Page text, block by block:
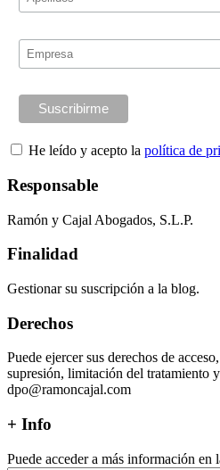
He leído y acepto la política de
Responsable
Ramón y Cajal Abogados, S.L.P.
Finalidad
Gestionar su suscripción a la blog.
Derechos
Puede ejercer sus derechos de
supresión, limitación del tratamiento
dpo@ramoncajal.com
+ Info
Puede acceder a más información en